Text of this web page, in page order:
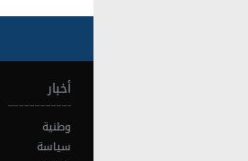
أخبار
وطنية
سياسة